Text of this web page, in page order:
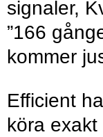
signaler,
”166
kommer
Efficient
köra exakt